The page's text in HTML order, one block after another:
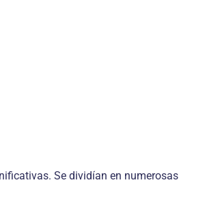
Se dividían en numerosas